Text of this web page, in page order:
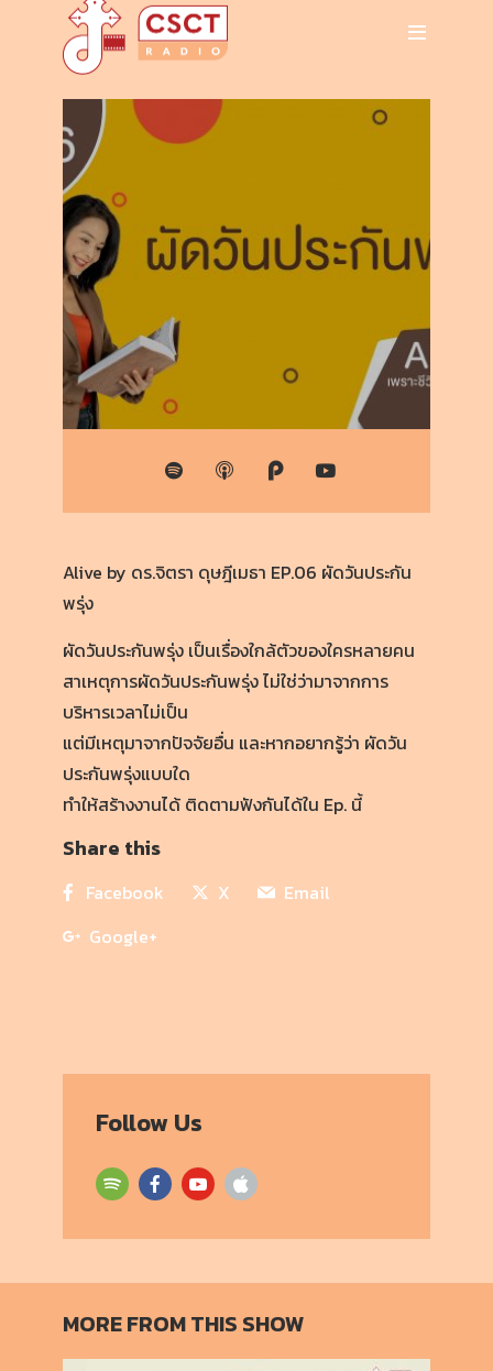
Alive by ดร.จิตรา ดุษฎีเมธา EP.06 ผัดวันประกัน
พรุ่ง
ผัดวันประกันพรุ่ง เป็นเรื่องใกล้ตัวของใครหลายคน
สาเหตุการผัดวันประกันพรุ่ง ไม่ใช่ว่ามาจากการ
บริหารเวลาไม่เป็น
แต่มีเหตุมาจากปัจจัยอื่น และหากอยากรู้ว่า ผัดวัน
ประกันพรุ่งแบบใด
ทำให้สร้างงานได้ ติดตามฟังกันได้ใน Ep. นี้
Share this
Facebook X
Email
Google+
Follow Us
MORE FROM THIS SHOW